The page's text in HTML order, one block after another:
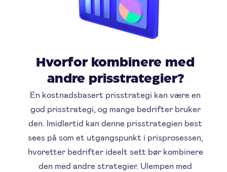
Hvorfor kombinere med
andre prisstrategier?
En kostnadsbasert prisstrategi kan være en
god prisstrategi, og mange bedrifter bruker
den. Imidlertid kan denne prisstrategien best
sees på som et utgangspunkt i prisprosessen,
hvoretter bedrifter ideelt sett bør kombinere
den med andre strategier. Ulempen med